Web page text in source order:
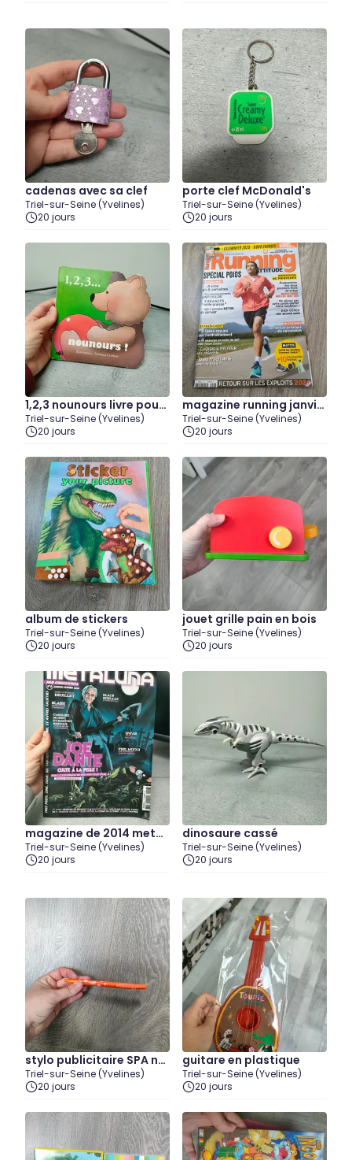
cadenas avec sa clef
Triel-sur-Seine (Yvelines)
20 jours
porte clef McDonald's
Triel-sur-Seine (Yvelines)
20 jours
1,2,3 nounours livre pour
enfant
Triel-sur-Seine (Yvelines)
20 jours
magazine running janvie
r février 2025
Triel-sur-Seine (Yvelines)
20 jours
album de stickers
Triel-sur-Seine (Yvelines)
20 jours
jouet grille pain en bois
Triel-sur-Seine (Yvelines)
20 jours
magazine de 2014 metal
una
Triel-sur-Seine (Yvelines)
20 jours
dinosaure cassé
Triel-sur-Seine (Yvelines)
20 jours
stylo publicitaire SPA ne
uf
Triel-sur-Seine (Yvelines)
20 jours
guitare en plastique
Triel-sur-Seine (Yvelines)
20 jours